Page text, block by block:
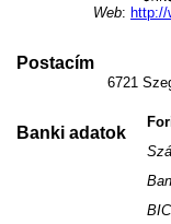
Web: http://
Postacím
6721
Banki adatok